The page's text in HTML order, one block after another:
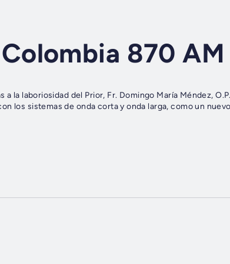
870 AM
a la laboriosidad del Prior, Fr. Domingo María Méndez,
los sistemas de onda corta y onda larga, como un